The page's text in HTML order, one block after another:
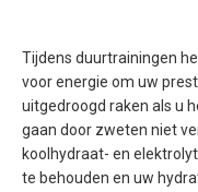
Tijdens duurtrainingen
voor energie om uw
uitgedroogd raken als u
gaan door zweten niet
koolhydraat- en
te behouden en uw